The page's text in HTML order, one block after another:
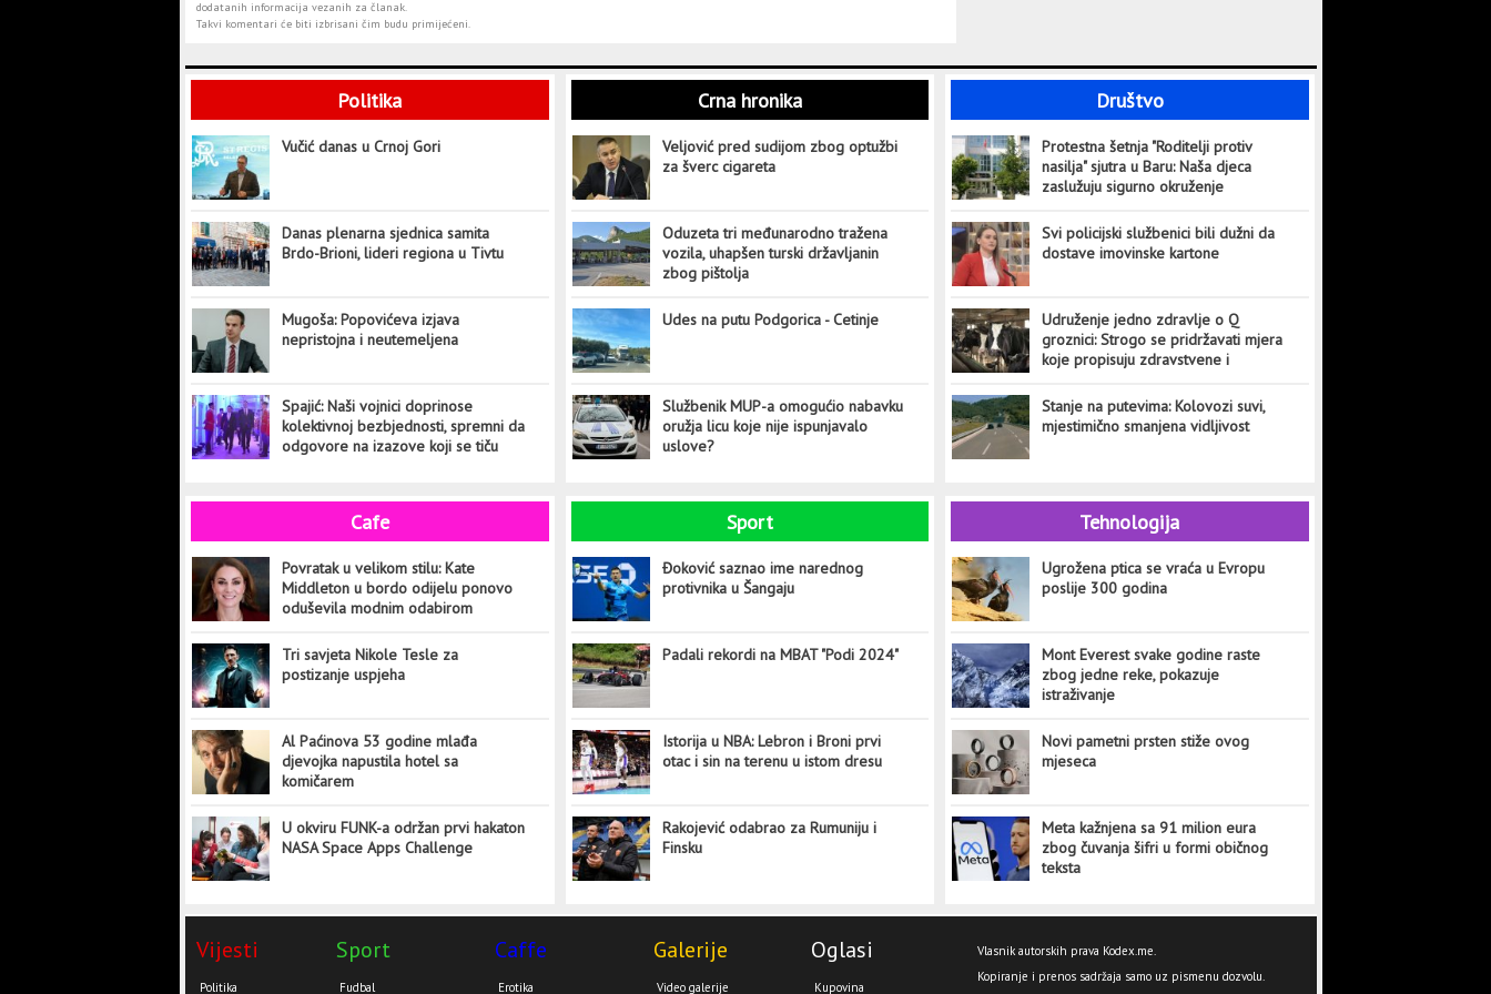
dodatanih informacija vezanih za članak.
Takvi komentari će biti izbrisani čim budu primijećeni.
Politika
Vučić danas u Crnoj Gori
Danas plenarna sjednica samita
Brdo-Brioni, lideri regiona u Tivtu
Mugoša: Popovićeva izjava
nepristojna i neutemeljena
Spajić: Naši vojnici doprinose
kolektivnoj bezbjednosti, spremni da
odgovore na izazove koji se tiču
Crna hronika
Veljović pred sudijom zbog optužbi
za šverc cigareta
Oduzeta tri međunarodno tražena
vozila, uhapšen turski državljanin
zbog pištolja
Udes na putu Podgorica - Cetinje
Službenik MUP-a omogućio nabavku
oružja licu koje nije ispunjavalo
uslove?
Društvo
Protestna šetnja "Roditelji protiv
nasilja" sjutra u Baru: Naša djeca
zaslužuju sigurno okruženje
Svi policijski službenici bili dužni da
dostave imovinske kartone
Udruženje jedno zdravlje o Q
groznici: Strogo se pridržavati mjera
koje propisuju zdravstvene i
Stanje na putevima: Kolovozi suvi,
mjestimično smanjena vidljivost
Cafe
Povratak u velikom stilu: Kate
Middleton u bordo odijelu ponovo
oduševila modnim odabirom
Tri savjeta Nikole Tesle za
postizanje uspjeha
Al Paćinova 53 godine mlađa
djevojka napustila hotel sa
komičarem
U okviru FUNK-a održan prvi hakaton
NASA Space Apps Challenge
Sport
Đoković saznao ime narednog
protivnika u Šangaju
Padali rekordi na MBAT "Podi 2024"
Istorija u NBA: Lebron i Broni prvi
otac i sin na terenu u istom dresu
Rakojević odabrao za Rumuniju i
Finsku
Tehnologija
Ugrožena ptica se vraća u Evropu
poslije 300 godina
Mont Everest svake godine raste
zbog jedne reke, pokazuje
istraživanje
Novi pametni prsten stiže ovog
mjeseca
Meta kažnjena sa 91 milion eura
zbog čuvanja šifri u formi običnog
teksta
Vijesti
Politika
Sport
Fudbal
Caffe
Erotika
Galerije
Video galerije
Oglasi
Kupovina
Vlasnik autorskih prava Kodex.me.
Kopiranje i prenos sadržaja samo uz pismenu dozvolu.